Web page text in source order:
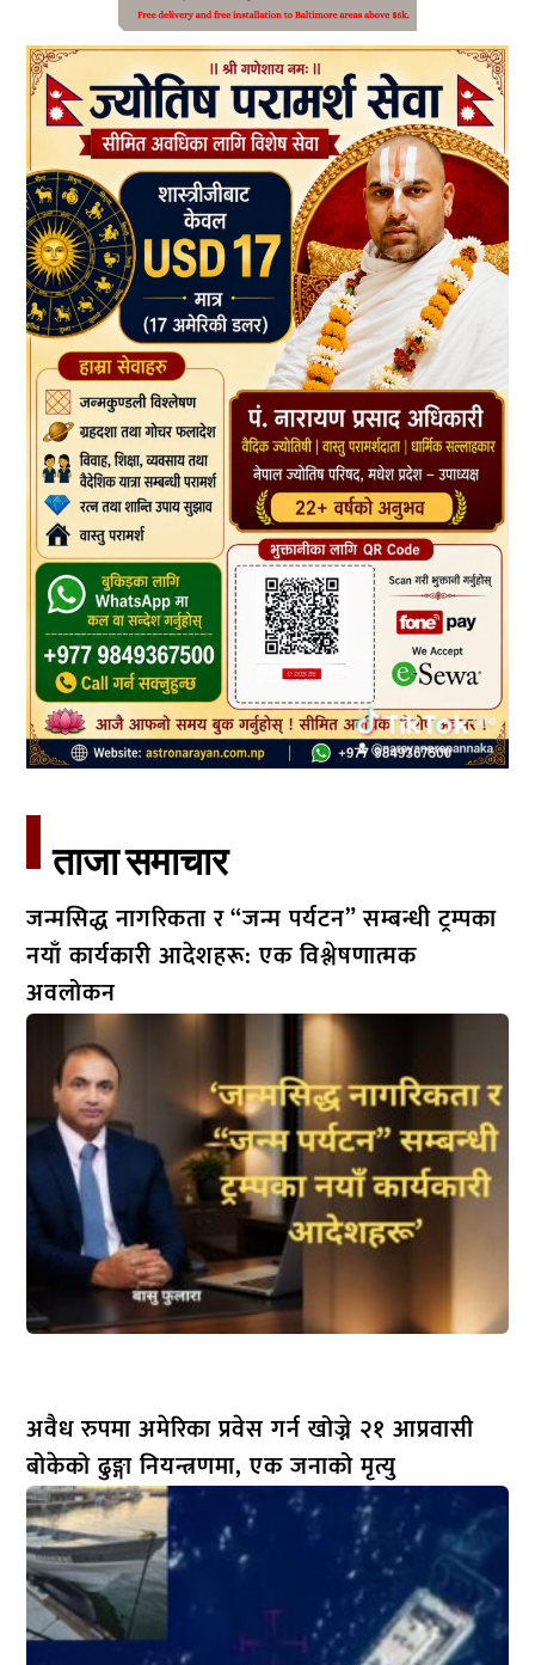
ताजा समाचार​
जन्मसिद्ध नागरिकता र “जन्म पर्यटन” सम्बन्धी ट्रम्पका
नयाँ कार्यकारी आदेशहरू: एक विश्लेषणात्मक
अवलोकन
अवैध रुपमा अमेरिका प्रवेस गर्न खोज्ने २१ आप्रवासी
बोकेको ढुङ्गा नियन्त्रणमा, एक जनाको मृत्यु